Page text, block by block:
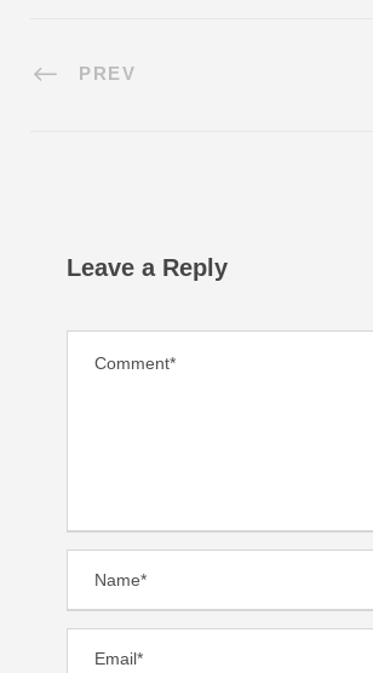
PREV
Leave a Reply